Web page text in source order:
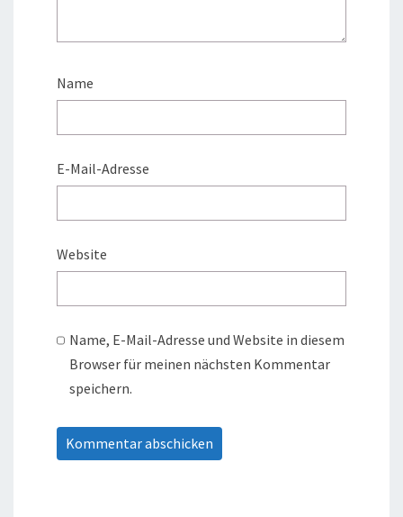
Name
E-Mail-Adresse
Website
Name, E-Mail-Adresse und Website in diesem
Browser für meinen nächsten Kommentar
speichern.